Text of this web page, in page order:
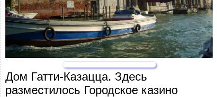
Дом Гатти-Казацца. Здесь
разместилось Городское казино